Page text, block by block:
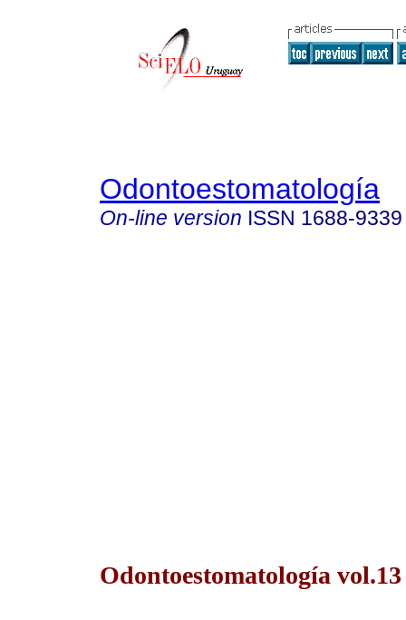
Odontoestomatología
On-line version ISSN 1688-9339
Odontoestomatología